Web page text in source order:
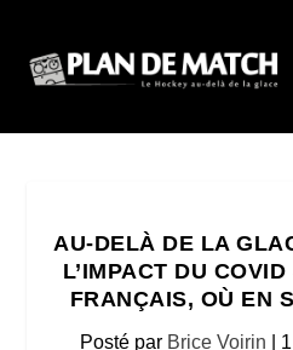
AU-DELÀ DE LA
L’IMPACT DU
FRANÇAIS, OÙ EN
Posté par Brice Voirin